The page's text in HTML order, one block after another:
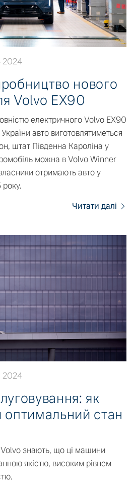
2024
нового
Volvo EX90
електричного Volvo EX90
авто виготовлятиметься
штат Південна Кароліна у
можна в Volvo Winner
отримають авто у
року.
Читати далі
2024
як
оптимальний стан
Volvo знають, що ці машини
якістю, високим рівнем